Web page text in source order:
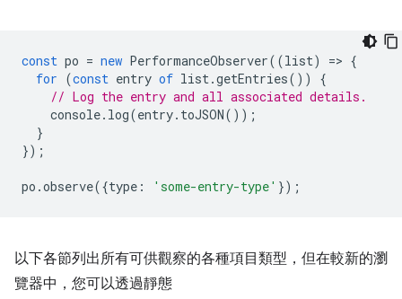
const po = new PerformanceObserver((list) => {
for (const entry of list.getEntries())
{
// Log the entry and all associated details.
console. log(entry. toJSON());
}
});
po .observe({type : 'some-entry-type' });
以下各節列出所有可供觀察的各種項目類型，但在較新的瀏
覽器中，您可以透過靜態